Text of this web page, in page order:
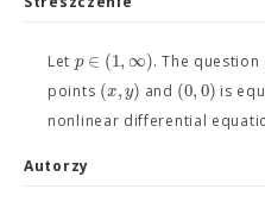
Let p ∈ (1,∞). The
points (x,y) and (0,0) is
nonlinear differential
Autorzy